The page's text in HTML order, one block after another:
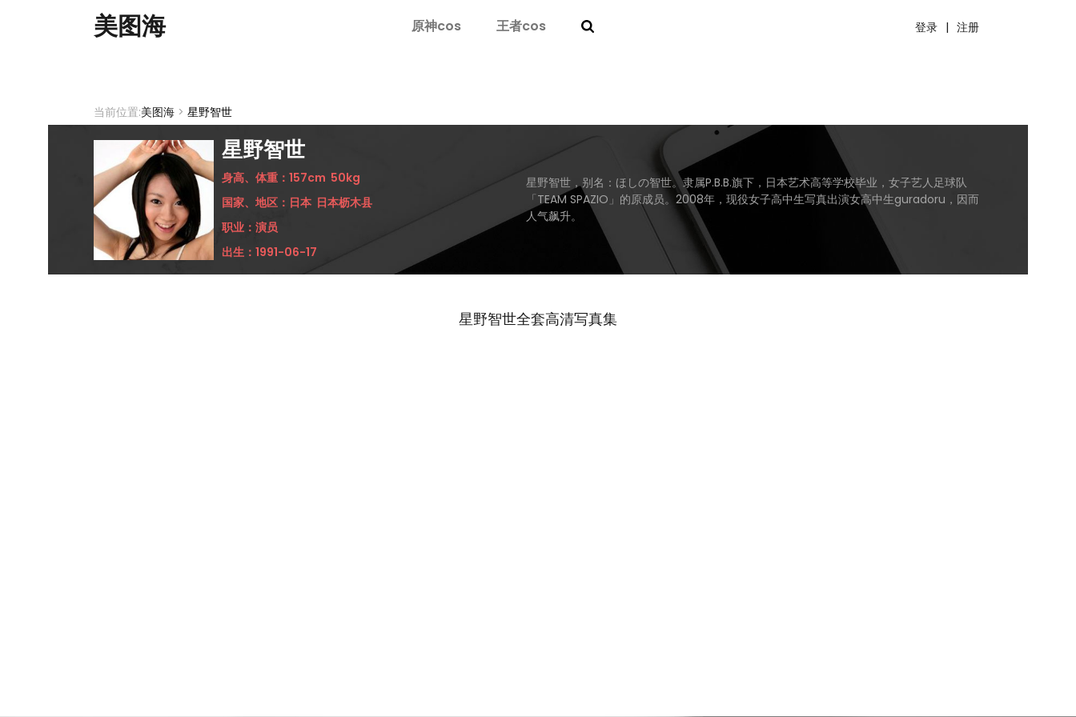
美图海 原神cos 王者cos 登录 | 注册
当前位置:美图海 > 星野智世
星野智世
身高、体重： 157cm 50kg
国家、地区： 日本 日本枥木县
职业： 演员
出生： 1991-06-17
星野智世，别名：ほしの智世。隶属P.B.B.旗下，日本艺术高等学校毕业，女子艺人足球队
「TEAM SPAZIO」的原成员。2008年，现役女子高中生写真出演女高中生guradoru，因而
人气飙升。
星野智世全套高清写真集